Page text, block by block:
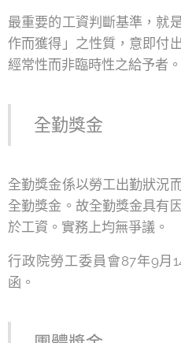
最重要的工資判斷基準，就
作而獲得」之性質，意即付
經常性而非臨時性之給予者。
全勤獎金
全勤獎金係以勞工出勤狀況
全勤獎金。故全勤獎金具有
於工資。實務上均無爭議。
行政院勞工委員會87年9月
函。